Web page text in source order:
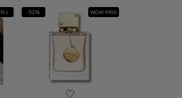
L -51% WOW PRIS